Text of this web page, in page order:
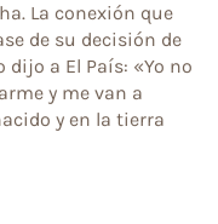
La conexión que
de su decisión de
a El País: «Yo no
y me van a
y en la tierra